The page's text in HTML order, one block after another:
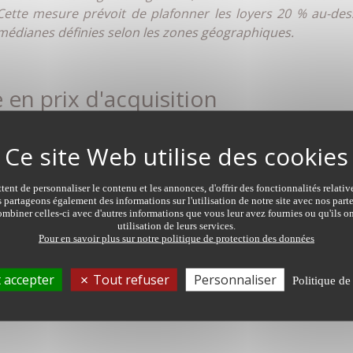
mesure prévoit de plafonner les loyers 20 % au-
définies selon les zones géographiques.
en prix d'acquisition
faible et meilleure sera la rentabilité de
vague ascendante surtout dans les grandes
où les tarifs n'ont pas encore flambé. Les loyers
mais les prix de l'immobilier y sont presque trois
que 1 190 €/m2 à Limoges ! Force est de constater
un exemple pour le vérifier :
BORDEAUX ET LIMOGES
45 m2
de personnaliser le contenu et les annonces, d'offrir des fonctionnalités
également des informations sur l'utilisation de notre site avec nos
celles-ci avec d'autres informations que vous leur avez fournies ou qu'ils
utilisation de leurs services.
Pour en savoir plus sur notre politique de protection des données
Tout refuser Personnaliser Politique